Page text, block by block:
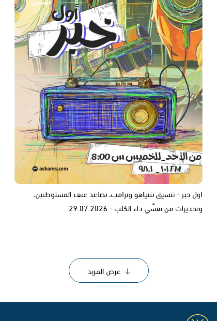
اول خبر - تنسيق نتنياهو وترامب، تصاعد عنف المستوطنين،
وتحذيرات من تفشّي داء الكَلَب - 29.07.2026
عرض المزيد